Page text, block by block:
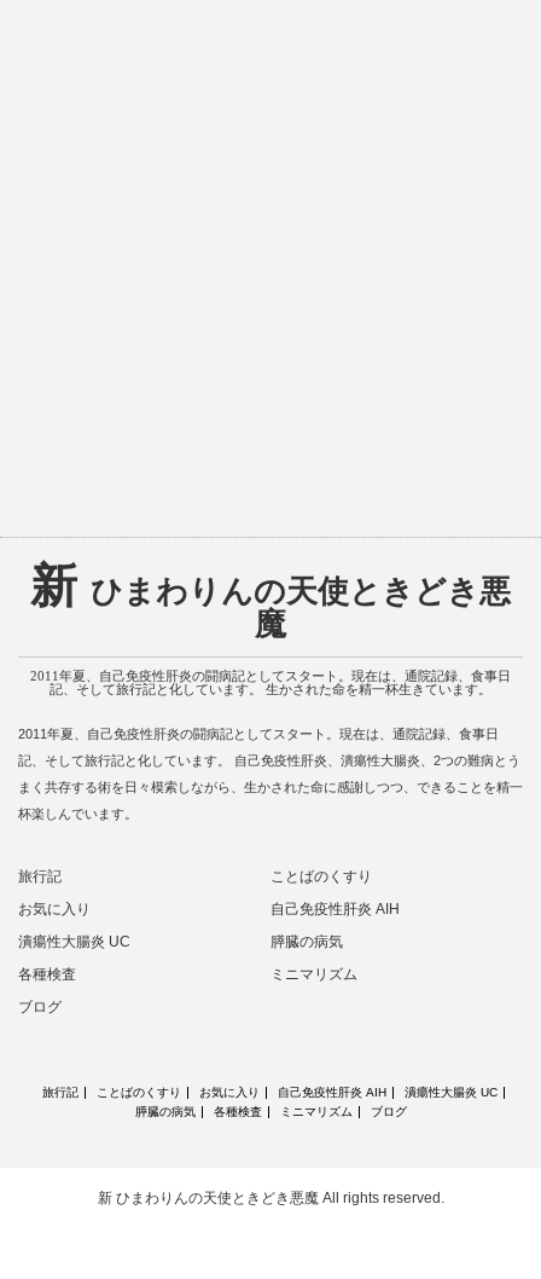
新 ひまわりんの天使ときどき悪
魔
2011年夏、自己免疫性肝炎の闘病記としてスタート。現在は、通院記録、食事日
記、そして旅行記と化しています。 生かされた命を精一杯生きています。
2011年夏、自己免疫性肝炎の闘病記としてスタート。現在は、通院記録、食事日
記、そして旅行記と化しています。 自己免疫性肝炎、潰瘍性大腸炎、2つの難病とう
まく共存する術を日々模索しながら、生かされた命に感謝しつつ、できることを精一
杯楽しんでいます。
旅行記
ことばのくすり
お気に入り
自己免疫性肝炎 AIH
潰瘍性大腸炎 UC
膵臓の病気
各種検査
ミニマリズム
ブログ
旅行記 ことばのくすり お気に入り 自己免疫性肝炎 AIH
潰瘍性大腸炎 UC
膵臓の病気
各種検査 ミニマリズム ブログ
新 ひまわりんの天使ときどき悪魔 All rights reserved.